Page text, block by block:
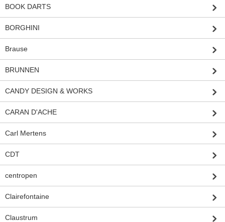
BOOK DARTS
BORGHINI
Brause
BRUNNEN
CANDY DESIGN & WORKS
CARAN D'ACHE
Carl Mertens
CDT
centropen
Clairefontaine
Claustrum